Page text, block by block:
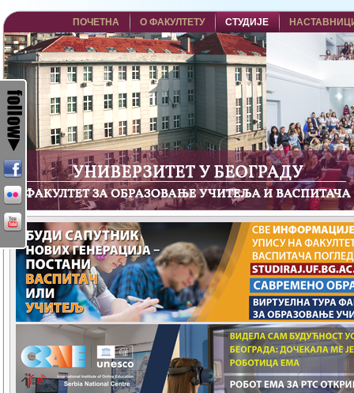
ПОЧЕТНА О ФАКУЛТЕТУ СТУДИЈЕ